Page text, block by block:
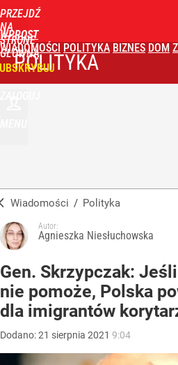
PRZEJDŹ
NA
STRONĘ
GŁÓWNĄ
WPROST
WIADOMOŚCI POLITYKA BIZNES DOM
POLITYKA
Wiadomości / Polityka
Autor:
Agnieszka Niesłuchowska
Gen. Skrzypczak:
nie pomoże, Polska
dla imigrantów
Dodano:21 sierpnia 2021 9:04